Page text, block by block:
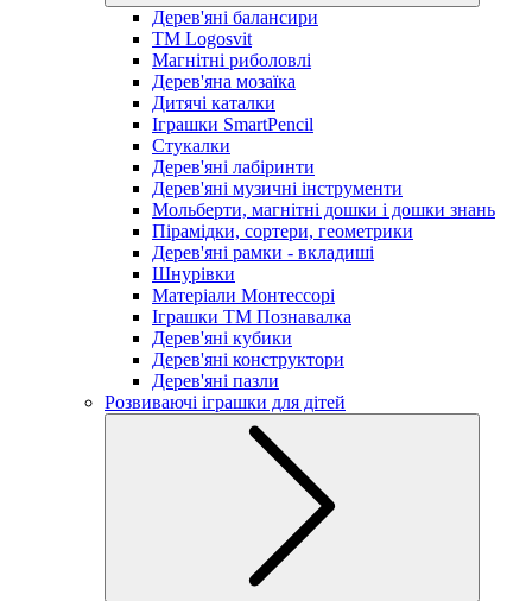
Дерев'яні балансири
TM Logosvit
Магнітні риболовлі
Дерев'яна мозаїка
Дитячі каталки
Іграшки SmartPencil
Стукалки
Дерев'яні лабіринти
Дерев'яні музичні інструменти
Мольберти, магнітні дошки і дошки знань
Пірамідки, сортери, геометрики
Дерев'яні рамки - вкладиші
Шнурівки
Матеріали Монтессорі
Іграшки ТМ Познавалка
Дерев'яні кубики
Дерев'яні конструктори
Дерев'яні пазли
Розвиваючі іграшки для дітей